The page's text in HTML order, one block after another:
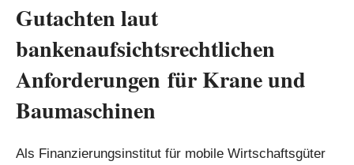
Gutachten laut
bankenaufsichtsrechtlichen
Anforderungen für Krane und
Baumaschinen
Als Finanzierungsinstitut für mobile Wirtschaftsgüter